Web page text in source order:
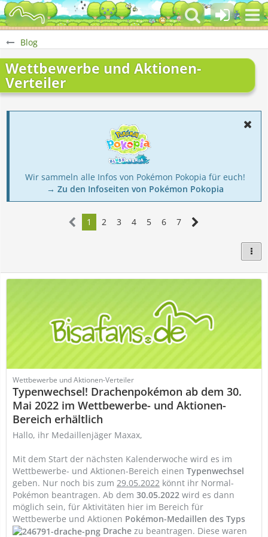
Blog
Wettbewerbe und Aktionen-
Verteiler
Wir sammeln alle Infos von Pokémon Pokopia für euch!
→ Zu den Infoseiten von Pokémon Pokopia
1 2 3 4 5 6 7
Wettbewerbe und Aktionen-Verteiler
Typenwechsel! Drachenpokémon ab dem 30.
Mai 2022 im Wettbewerbe- und Aktionen-
Bereich erhältlich
Hallo, ihr Medaillenjäger Maxax,
Mit dem Start der nächsten Kalenderwoche wird es im
Wettbewerbe- und Aktionen-Bereich einen Typenwechsel
geben. Nur noch bis zum 29.05.2022 könnt ihr Normal-
Pokémon beantragen. Ab dem 30.05.2022 wird es dann
möglich sein, für Aktivitäten hier im Bereich für
Wettbewerbe und Aktionen Pokémon-Medaillen des Typs
Drache zu beantragen. Diese waren